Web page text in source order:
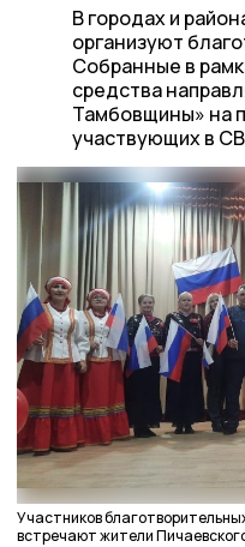
В городах и
организуют
Собранные в
средства
Тамбовщины» на
участвующих в
Участников
встречают жители